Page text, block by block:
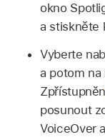
okno
a stiskněte
Vyberte
a potom
posunout
VoiceOver